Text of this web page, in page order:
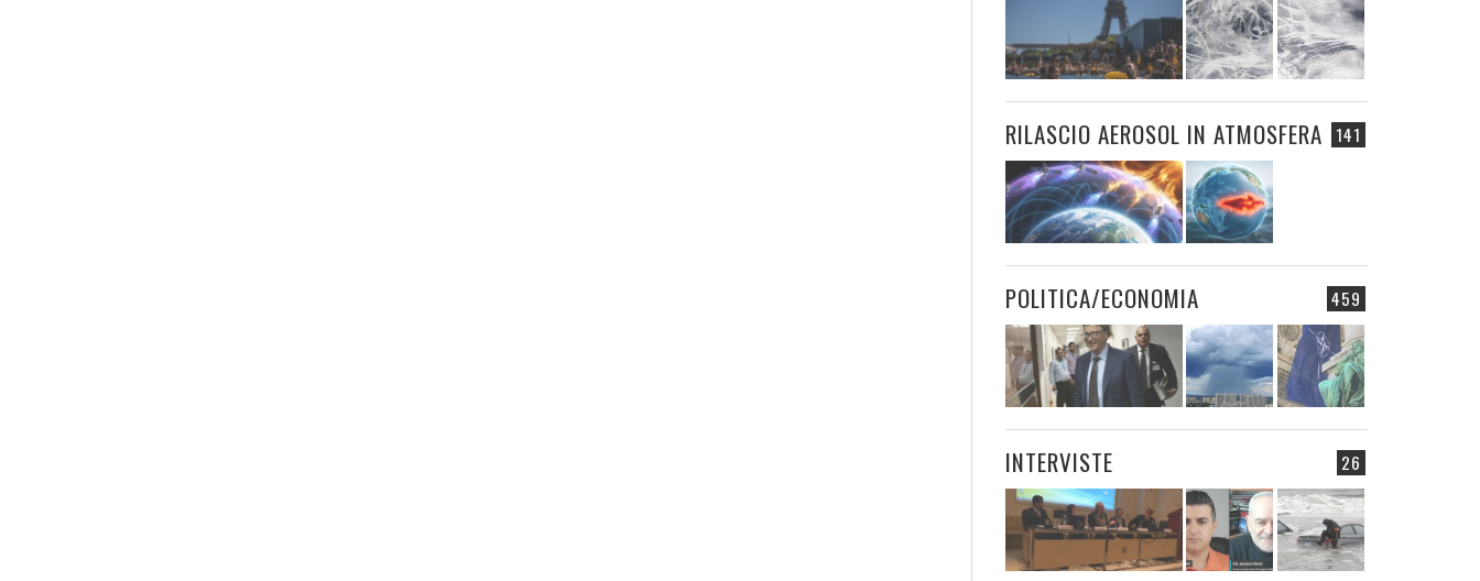
141
RILASCIO AEROSOL IN ATMOSFERA
459
POLITICA/ECONOMIA
26
INTERVISTE